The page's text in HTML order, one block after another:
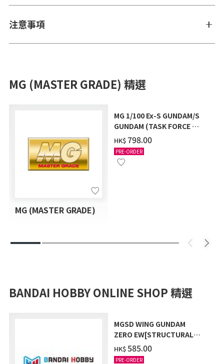
注意事項
MG (MASTER GRADE) 精選
MG (MASTER GRADE)
MG 1/100 Ex-S GUNDAM/S
GUNDAM (TASK FORCE α
Ver.) [2026年10月發送]
HK$‌798.00
PRE-ORDER
BANDAI HOBBY ONLINE SHOP 精選
MGSD WING GUNDAM
ZERO EW[STRUCTURAL
COATING/BLACK] [2026年
12月發送]
HK$‌585.00
PRE-ORDER